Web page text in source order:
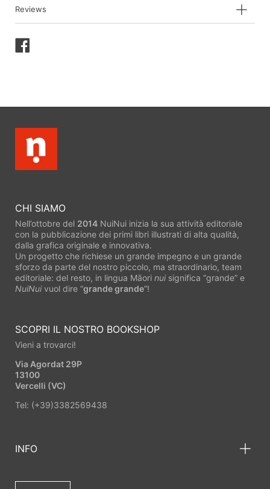
Reviews
Condividi
CHI SIAMO
Nell’ottobre del 2014 NuiNui inizia la sua attività editoriale
con la pubblicazione dei primi libri illustrati di alta qualità,
dalla grafica originale e innovativa.
Un progetto che richiese un grande impegno e un grande
sforzo da parte del nostro piccolo, ma straordinario, team
editoriale: del resto, in lingua Māori nuisignifica “grande” e
NuiNuivuol dire “grande grande”!
SCOPRI IL NOSTRO BOOKSHOP
Vieni a trovarci!
Via Agordat 29P
13100
Vercelli (VC)
Tel: (+39)3382569438
INFO